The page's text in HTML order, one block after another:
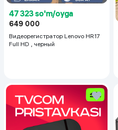
47 323 so'm/oyga
649 000
Видеорегистратор Lenovo HR17
Full HD , черный